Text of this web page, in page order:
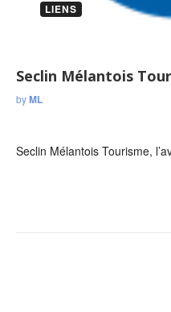
LIENS
Seclin Mélantois
byML
Seclin Mélantois Tourisme,